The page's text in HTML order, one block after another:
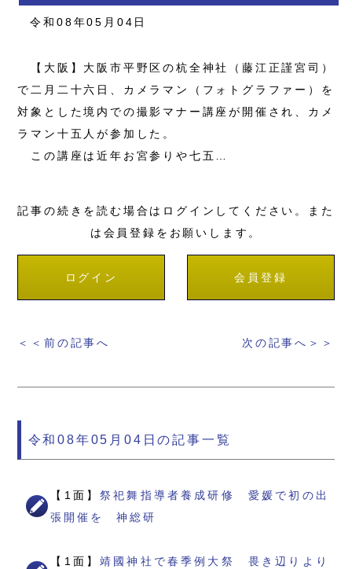
令和08年05月04日
【大阪】大阪市平野区の杭全神社（藤江正謹宮司）
で二月二十六日、カメラマン（フォトグラファー）を
対象とした境内での撮影マナー講座が開催され、カメ
ラマン十五人が参加した。
この講座は近年お宮参りや七五…
記事の続きを読む場合はログインしてください。また
は会員登録をお願いします。
ログイン 会員登録
＜＜前の記事へ 次の記事へ＞＞
令和08年05月04日の記事一覧
【1面】祭祀舞指導者養成研修 愛媛で初の出
張開催を 神総研
【1面】靖國神社で春季例大祭 畏き辺りより